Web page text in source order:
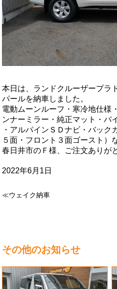
本日は、ランドクルーザープラ
パールを納車しました。
電動ムーンルーフ・寒冷地仕様
ンナーミラー・純正マット・バ
・アルパインＳＤナビ・バック
５面・フロント３面ゴースト）
春日井市のＦ様、ご注文ありが
2022年6月1日
≪ウェイク納車
その他のお知らせ